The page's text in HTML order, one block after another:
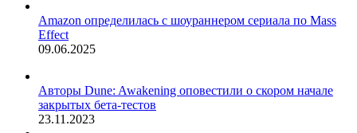
Amazon определилась с шоураннером сериала по Mass
Effect
09.06.2025
Авторы Dune: Awakening оповестили о скором начале
закрытых бета-тестов
23.11.2023